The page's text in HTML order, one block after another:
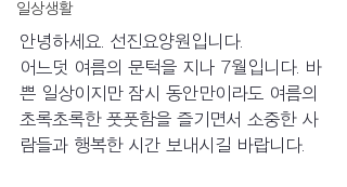
일상생활
안녕하세요. 선진요양원입니다.
어느덧 여름의 문턱을 지나 7월입니다. 바
쁜 일상이지만 잠시 동안만이라도 여름의
초록초록한 풋풋함을 즐기면서 소중한 사
람들과 행복한 시간 보내시길 바랍니다.